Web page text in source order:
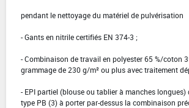
pendant le nettoyage du matériel de pulvérisation
- Gants en nitrile certifiés EN 374-3 ;
- Combinaison de travail en polyester 65 %/coton
grammage de 230 g/m² ou plus avec traitement
- EPI partiel (blouse ou tablier à manches longues)
type PB (3) à porter par-dessus la combinaison